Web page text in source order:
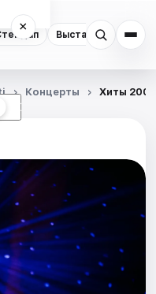
Выставки
×
☾
Концерты Хиты